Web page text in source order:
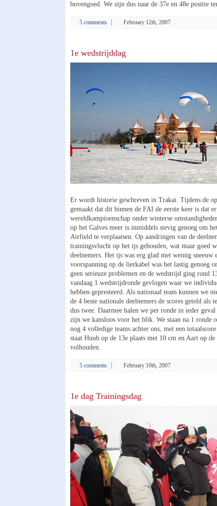
bovengoed. We zijn dus naar de 37e en 48e positie
5 comments February 12th, 2007
1e wedstrijddag
Er wordt historie geschreven in Trakai. Tijdens de
gemaakt dat dit binnen de FAI de eerste keer is dat
wereldkampioenschap onder winterse
op het Galves meer is inmiddels stevig genoeg om
Airfield te verplaatsen. Op aandringen van de
trainingsvlucht op het ijs gehouden, wat maar goed
deelnemers. Het ijs was erg glad met weinig sneeuw
voorspanning op de lierkabel was het lastig genoeg
geen serieuze problemen en de wedstrijd ging rond
vandaag 1 wedstrijdronde gevlogen waar we
hebben gepresteerd. Als nationaal team kunnen we
de 4 beste nationale deelnemers de scores geteld als
dus twee. Daarmee halen we per ronde in ieder
zijn we kansloos voor het blik. We staan na 1 ronde
nog 4 volledige teams achter ons, met een
staat Huub op de 13e plaats met 10 cm en Aart op
volhouden.
5 comments February 10th, 2007
1e dag Trainingsdag